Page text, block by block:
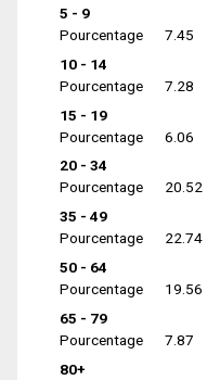
5 - 9
Pourcentage
7.45
10 - 14
Pourcentage
7.28
15 - 19
Pourcentage
6.06
20 - 34
Pourcentage
20.52
35 - 49
Pourcentage
22.74
50 - 64
Pourcentage
19.56
65 - 79
Pourcentage
7.87
80+